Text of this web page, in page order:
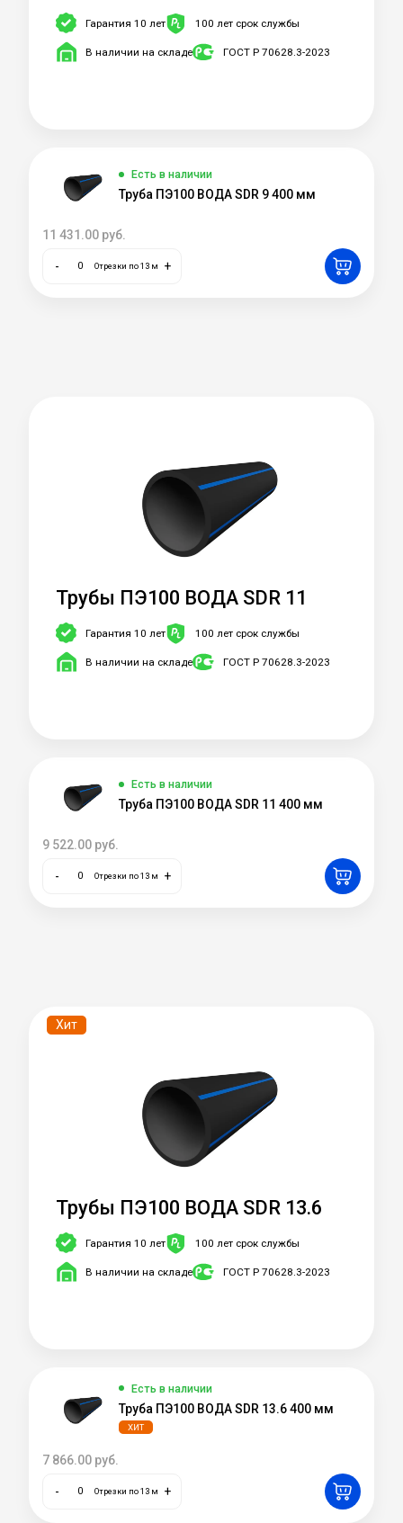
Гарантия 10 лет 100 лет срок службы
В наличии на складе ГОСТ Р 70628.3-2023
Есть в наличии
Труба ПЭ100 ВОДА SDR 9 400 мм
11 431.00 руб.
- Отрезки по 13 м +
Трубы ПЭ100 ВОДА SDR 11
Гарантия 10 лет 100 лет срок службы
В наличии на складе ГОСТ Р 70628.3-2023
Есть в наличии
Труба ПЭ100 ВОДА SDR 11 400 мм
9 522.00 руб.
- Отрезки по 13 м +
Хит
Трубы ПЭ100 ВОДА SDR 13.6
Гарантия 10 лет 100 лет срок службы
В наличии на складе ГОСТ Р 70628.3-2023
Есть в наличии
Труба ПЭ100 ВОДА SDR 13.6 400 мм
ХИТ
7 866.00 руб.
- Отрезки по 13 м +